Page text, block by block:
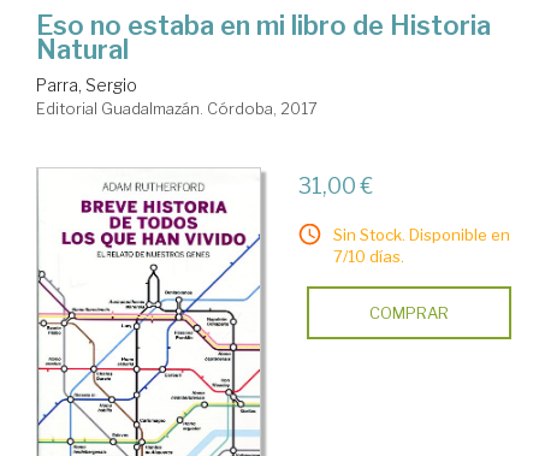
Eso no estaba en mi libro de Historia
Natural
Parra, Sergio
Editorial Guadalmazán. Córdoba, 2017
31,00 €
Sin Stock. Disponible en
7/10 días.
COMPRAR